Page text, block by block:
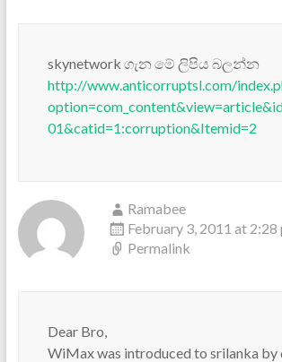
skynetwork ගැන මේ ලිපිය බලන්න
http://www.anticorruptsl.com/
01&catid=1:corruption&Itemid=2
Ramabee
February 3, 2011 at 2:28
Permalink
Dear Bro,
WiMax was introduced to srilanka by